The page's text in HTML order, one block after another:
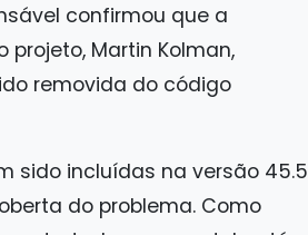
confirmou que a
Martin Kolman,
removida do código
sido incluídas na versão 45.5
do problema. Como